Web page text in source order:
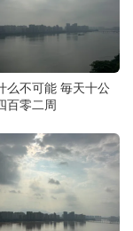
么不可能 毎天十公
百零二周